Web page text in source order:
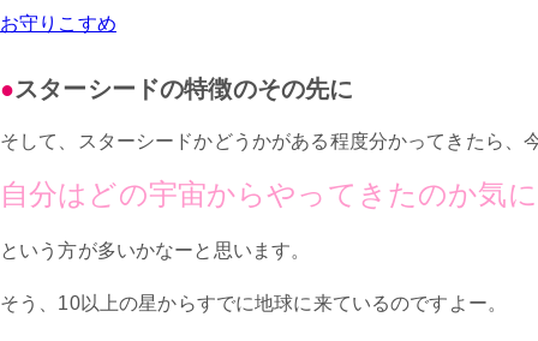
お守りこすめ
スターシードの特徴のその先に
そして、スターシードかどうかがある程度分かってきたら、
自分はどの宇宙からやってきたのか気
という方が多いかなーと思います。
そう、10以上の星からすでに地球に来ているのですよー。